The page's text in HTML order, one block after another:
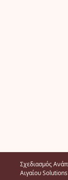
Σχεδιασμός
Αιγαίου Solutions